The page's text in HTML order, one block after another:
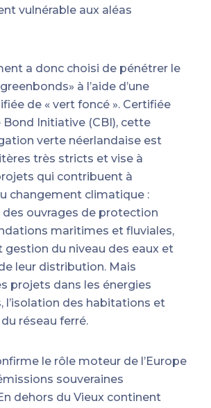
vulnérable aux aléas
a donc choisi de pénétrer le
à l’aide d’une
de « vert foncé ». Certifiée
Bond Initiative (CBI), cette
verte néerlandaise est
très stricts et vise à
qui contribuent à
changement climatique :
ouvrages de protection
maritimes et fluviales,
gestion du niveau des eaux et
leur distribution. Mais
projets dans les énergies
l’isolation des habitations et
réseau ferré.
le rôle moteur de l’Europe
souveraines
dehors du Vieux continent